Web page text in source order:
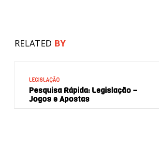
RELATED BY
LEGISLAÇÃO
Pesquisa Rápida: Legislação –
Jogos e Apostas